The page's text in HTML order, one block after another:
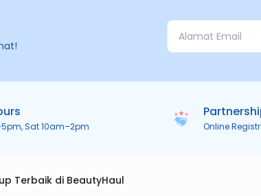
Sat 10am–2pm Online
Terbaik di BeautyHaul